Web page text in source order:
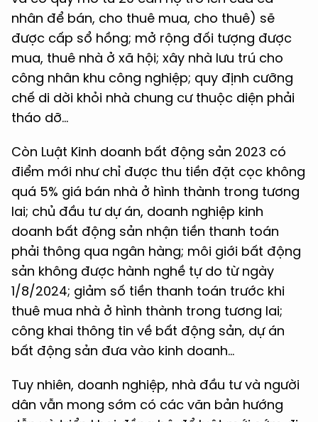
nhân để bán, cho thuê mua, cho thuê) sẽ
được cấp sổ hồng; mở rộng đối tượng được
mua, thuê nhà ở xã hội; xây nhà lưu trú cho
công nhân khu công nghiệp; quy định cưỡng
chế di dời khỏi nhà chung cư thuộc diện phải
tháo dỡ…
Còn Luật Kinh doanh bất động sản 2023 có
điểm mới như chỉ được thu tiền đặt cọc không
quá 5% giá bán nhà ở hình thành trong tương
lai; chủ đầu tư dự án, doanh nghiệp kinh
doanh bất động sản nhận tiền thanh toán
phải thông qua ngân hàng; môi giới bất động
sản không được hành nghề tự do từ ngày
1/8/2024; giảm số tiền thanh toán trước khi
thuê mua nhà ở hình thành trong tương lai;
công khai thông tin về bất động sản, dự án
bất động sản đưa vào kinh doanh…
Tuy nhiên, doanh nghiệp, nhà đầu tư và người
dân vẫn mong sớm có các văn bản hướng